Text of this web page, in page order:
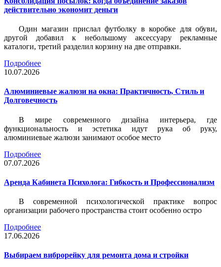
действительно экономит деньги
Один магазин прислал футболку в коробке для обуви,
другой добавил к небольшому аксессуару рекламные
каталоги, третий разделил корзину на две отправки.
Подробнее
10.07.2026
Алюминиевые жалюзи на окна: Практичность, Стиль и
Долговечность
В мире современного дизайна интерьера, где
функциональность и эстетика идут рука об руку,
алюминиевые жалюзи занимают особое место
Подробнее
07.07.2026
Аренда Кабинета Психолога: Гибкость и Профессионализм
В современной психологической практике вопрос
организации рабочего пространства стоит особенно остро
Подробнее
17.06.2026
Выбираем виброрейку для ремонта дома и стройки